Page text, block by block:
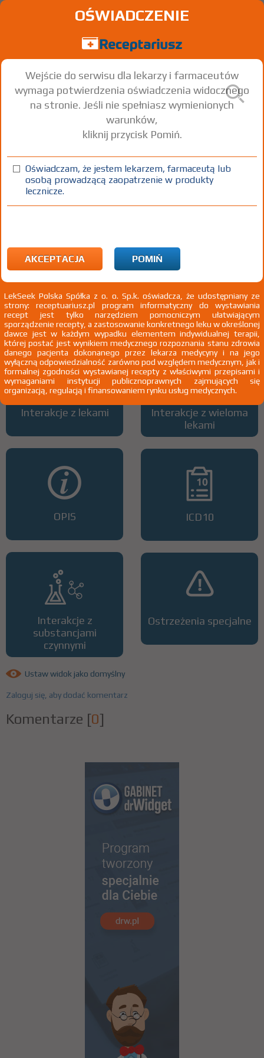
Argosulfan ® - (IR)
Sulfathiazole silver
krem 20 mg/g 1 tuba 40 g Na skórę
100%
Wszystkie dawki leku
Interakcje z lekami
OPIS
Interakcje z
substancjami
czynnymi
ATC
Interakcje z wieloma
lekami
ICD10
Ostrzeżenia specjalne
Ustaw widok jako domyślny
Zaloguj się, aby dodać komentarz
Komentarze [0]
OŚWIADCZENIE
Wejście do serwisu dla lekarzy i farmaceutów
wymaga potwierdzenia oświadczenia widocznego
na stronie. Jeśli nie spełniasz wymienionych
warunków,
kliknij przycisk Pomiń.
Oświadczam, że jestem lekarzem, farmaceutą lub
osobą prowadzącą zaopatrzenie w produkty
lecznicze.
AKCEPTACJA POMIŃ
LekSeek Polska Spółka z o. o. Sp.k. oświadcza, że udostępniany ze
strony: receptuariusz.pl program informatyczny do wystawiania
recept jest tylko narzędziem pomocniczym ułatwiającym
sporządzenie recepty, a zastosowanie konkretnego leku w określonej
dawce jest w każdym wypadku elementem indywidualnej terapii,
której postać jest wynikiem medycznego rozpoznania stanu zdrowia
danego pacjenta dokonanego przez lekarza medycyny i na jego
wyłączną odpowiedzialność zarówno pod względem medycznym, jak i
formalnej zgodności wystawianej recepty z właściwymi przepisami i
wymaganiami instytucji publicznoprawnych zajmujących się
organizacją, regulacją i finansowaniem rynku usług medycznych.